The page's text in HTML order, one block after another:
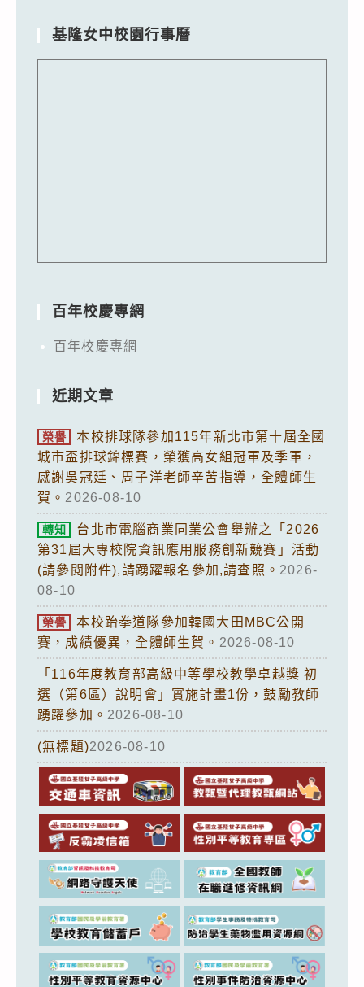
基隆女中校園行事曆
百年校慶專網
百年校慶專網
近期文章
榮譽
本校排球隊參加115年新北市第十屆全國
城市盃排球錦標賽，榮獲高女組冠軍及季軍，
感謝吳冠廷、周子洋老師辛苦指導，全體師生
賀。 2026-08-10
轉知
台北市電腦商業同業公會舉辦之「2026
第31屆大專校院資訊應用服務創新競賽」活動
(請參閱附件),請踴躍報名參加,請查照。 2026-
08-10
榮譽
本校跆拳道隊參加韓國大田MBC公開
賽，成績優異，全體師生賀。 2026-08-10
「116年度教育部高級中等學校教學卓越獎 初
選（第6區）說明會」實施計畫1份，鼓勵教師
踴躍參加。 2026-08-10
(無標題)2026-08-10